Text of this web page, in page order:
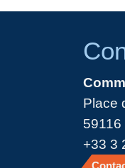
Place
+33 3